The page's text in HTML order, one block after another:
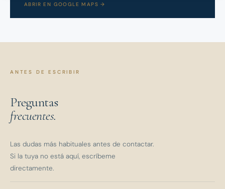
ABRIR EN GOOGLE MAPS →
ANTES DE ESCRIBIR
Preguntas
frecuentes.
Las dudas más habituales antes de contactar.
Si la tuya no está aquí, escríbeme
directamente.